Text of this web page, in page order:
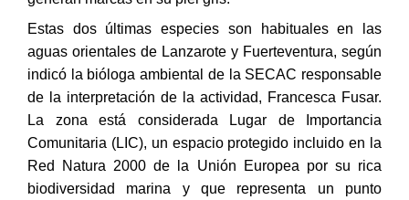
Estas dos últimas especies son habituales en las
aguas orientales de Lanzarote y Fuerteventura, según
indicó la bióloga ambiental de la SECAC responsable
de la interpretación de la actividad, Francesca Fusar.
La zona está considerada Lugar de Importancia
Comunitaria (LIC), un espacio protegido incluido en la
Red Natura 2000 de la Unión Europea por su rica
biodiversidad marina y que representa un punto